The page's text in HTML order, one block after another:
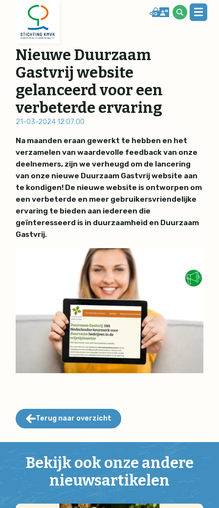
Nieuwe Duurzaam
Gastvrij website
gelanceerd voor een
verbeterde ervaring
21-03-2024 12:07:00
Na maanden eraan gewerkt te hebben en het
verzamelen van waardevolle feedback van onze
deelnemers, zijn we verheugd om de lancering
van onze nieuwe Duurzaam Gastvrijwebsite aan
te kondigen! De nieuwe website is ontworpen om
een verbeterde en meer gebruikersvriendelijke
ervaring te bieden aan iedereen die
geïnteresseerd is in duurzaamheid en Duurzaam
Gastvrij.
Terug naar overzicht
Bekijk ook onze andere
nieuwsartikelen